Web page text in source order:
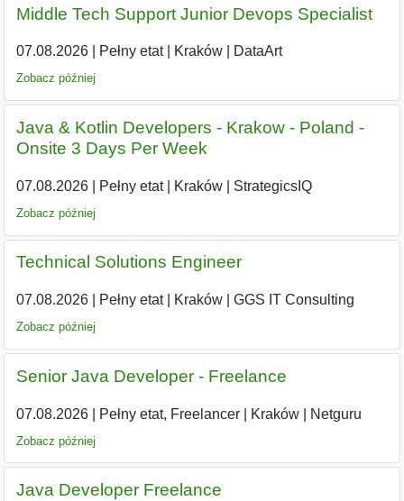
Middle Tech Support Junior Devops Specialist
07.08.2026| Pełny etat| Kraków| DataArt
Zobacz później
Java & Kotlin Developers - Krakow - Poland -
Onsite 3 Days Per Week
07.08.2026| Pełny etat| Kraków| StrategicsIQ
Zobacz później
Technical Solutions Engineer
07.08.2026| Pełny etat| Kraków| GGS IT Consulting
Zobacz później
Senior Java Developer - Freelance
07.08.2026| Pełny etat, Freelancer| Kraków| Netguru
Zobacz później
Java Developer Freelance